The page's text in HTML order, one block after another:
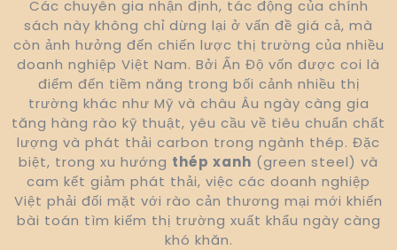
Các chuyên gia nhận định, tác động của chính
sách này không chỉ dừng lại ở vấn đề giá cả, mà
còn ảnh hưởng đến chiến lược thị trường của nhiều
doanh nghiệp Việt Nam. Bởi Ấn Độ vốn được coi là
điểm đến tiềm năng trong bối cảnh nhiều thị
trường khác như Mỹ và châu Âu ngày càng gia
tăng hàng rào kỹ thuật, yêu cầu về tiêu chuẩn chất
lượng và phát thải carbon trong ngành thép. Đặc
biệt, trong xu hướng thép xanh (green steel) và
cam kết giảm phát thải, việc các doanh nghiệp
Việt phải đối mặt với rào cản thương mại mới khiến
bài toán tìm kiếm thị trường xuất khẩu ngày càng
khó khăn.